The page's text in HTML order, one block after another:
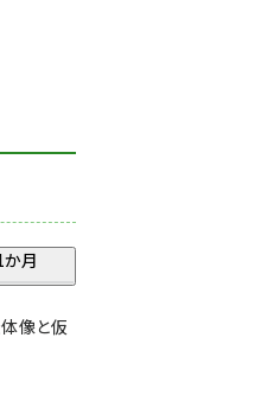
か月
像と仮